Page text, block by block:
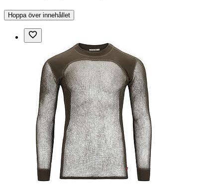
Hoppa över innehållet